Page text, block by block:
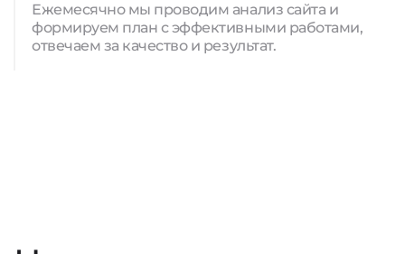
Ежемесячно мы проводим анализ сайта и
формируем план с эффективными работами,
отвечаем за качество и результат.